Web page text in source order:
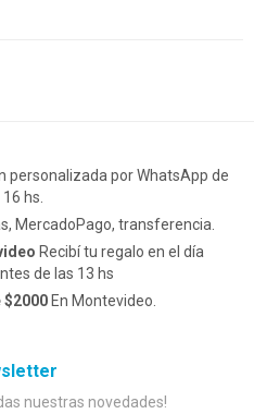
personalizada por WhatsApp de
hs.
MercadoPago, transferencia.
Recibí tu regalo en el día
de las 13 hs
$2000En Montevideo.
nuestras novedades!